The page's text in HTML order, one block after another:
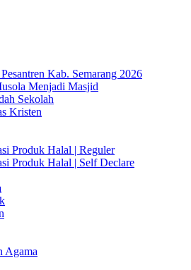
Kab. Semarang 2026
Menjadi Masjid
Sekolah
Kristen
Produk Halal | Reguler
Produk Halal | Self Declare
Agama